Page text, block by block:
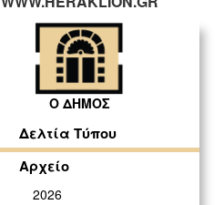
Ο ΔΗΜΟΣ
Δελτία Τύπου
Αρχείο
2026